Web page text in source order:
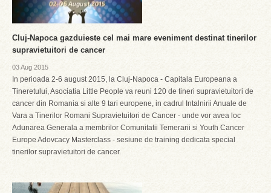
Cluj-Napoca gazduieste cel mai mare eveniment destinat tinerilor
supravietuitori de cancer
03 Aug 2015
In perioada 2-6 august 2015, la Cluj-Napoca - Capitala Europeana a
Tineretului, Asociatia Little People va reuni 120 de tineri supravietuitori de
cancer din Romania si alte 9 tari europene, in cadrul Intalnirii Anuale de
Vara a Tinerilor Romani Supravietuitori de Cancer - unde vor avea loc
Adunarea Generala a membrilor Comunitatii Temerarii si Youth Cancer
Europe Adovcacy Masterclass - sesiune de training dedicata special
tinerilor supravietuitori de cancer.